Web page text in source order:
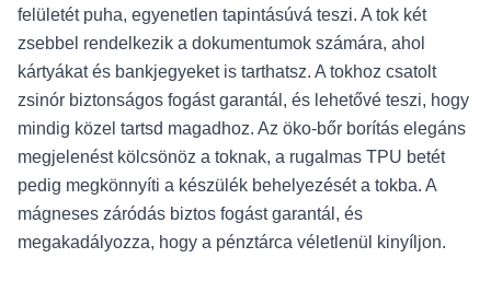
felületét puha, egyenetlen tapintásúvá teszi. A tok két
zsebbel rendelkezik a dokumentumok számára, ahol
kártyákat és bankjegyeket is tarthatsz. A tokhoz csatolt
zsinór biztonságos fogást garantál, és lehetővé teszi, hogy
mindig közel tartsd magadhoz. Az öko-bőr borítás elegáns
megjelenést kölcsönöz a toknak, a rugalmas TPU betét
pedig megkönnyíti a készülék behelyezését a tokba. A
mágneses záródás biztos fogást garantál, és
megakadályozza, hogy a pénztárca véletlenül kinyíljon.